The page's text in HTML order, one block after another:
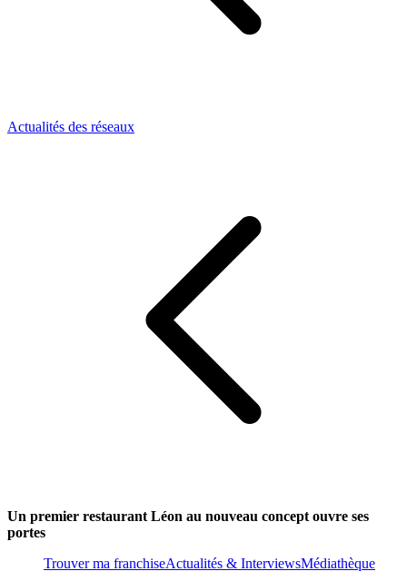
Actualités des réseaux
Un premier restaurant Léon au nouveau concept ouvre ses
portes
Trouver ma franchiseActualités & InterviewsMédiathèque